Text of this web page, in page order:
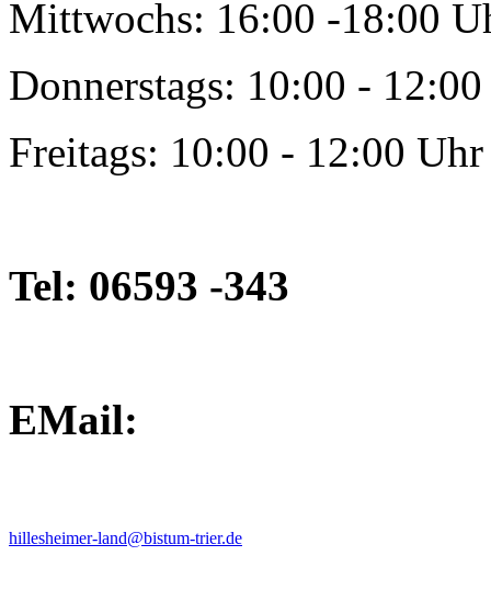
Mittwochs: 16:00 -18:00
Donnerstags: 10:00 -
Freitags: 10:00 - 12:00 Uhr
Tel: 06593 -343
EMail:
hillesheimer-land@bistum-trier.de